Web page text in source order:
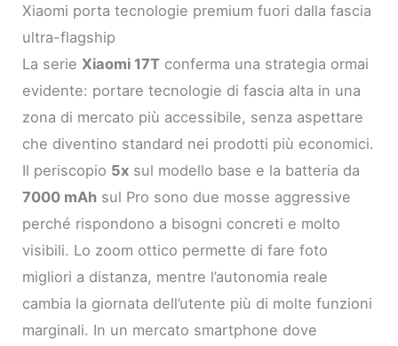
Xiaomi porta tecnologie premium fuori dalla fascia
ultra-flagship
La serie Xiaomi 17T conferma una strategia ormai
evidente: portare tecnologie di fascia alta in una
zona di mercato più accessibile, senza aspettare
che diventino standard nei prodotti più economici.
Il periscopio 5x sul modello base e la batteria da
7000 mAh sul Pro sono due mosse aggressive
perché rispondono a bisogni concreti e molto
visibili. Lo zoom ottico permette di fare foto
migliori a distanza, mentre l’autonomia reale
cambia la giornata dell’utente più di molte funzioni
marginali. In un mercato smartphone dove